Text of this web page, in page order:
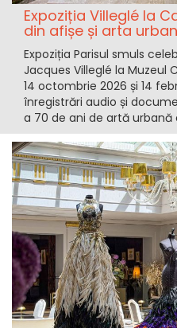
Expoziția Villeglé la
din afișe și arta
Expoziția Parisul smuls
Jacques Villeglé la Muzeul
14 octombrie 2026 și 14
înregistrări audio și
a 70 de ani de artă urbană